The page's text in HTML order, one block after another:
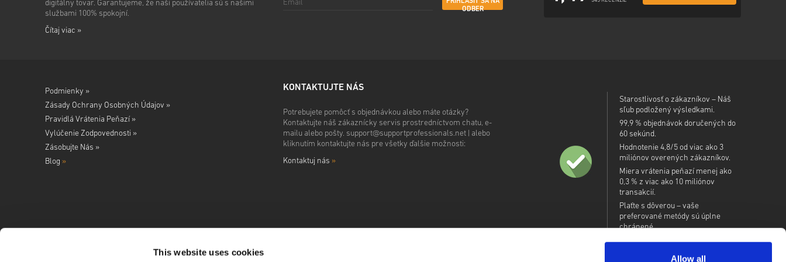
This website uses cookies
Allow all
digitálny tovar. Garantujeme, že naši používatelia sú s našimi
službami 100% spokojní.
Čítaj viac »
ODBER
Podmienky »
Zásady Ochrany Osobných Údajov »
Pravidlá Vrátenia Peňazí »
Vylúčenie Zodpovednosti »
Zásobujte Nás »
Blog »
KONTAKTUJTE NÁS
Potrebujete pomôcť s objednávkou alebo máte otázky?
Kontaktujte náš zákaznícky servis prostredníctvom chatu, e-
mailu alebo pošty. support@supportprofessionals.net| alebo
kliknutím kontaktujte nás pre všetky ďalšie možnosti:
Kontaktuj nás »
Starostlivosť o zákazníkov – Náš
sľub podložený výsledkami.
99,9 % objednávok doručených do
60 sekúnd.
Hodnotenie 4,8/5 od viac ako 3
miliónov overených zákazníkov.
Miera vrátenia peňazí menej ako
0,3 % z viac ako 10 miliónov
transakcií.
Plaťte s dôverou – vaše
preferované metódy sú úplne
chránené.